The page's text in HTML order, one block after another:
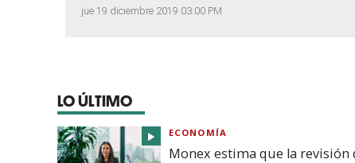
jue 19 diciembre 2019 03:00 PM
LO ÚLTIMO
ECONOMÍA
Monex estima que la revisión